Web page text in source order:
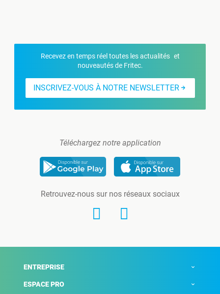
Recevez en temps réel toutes les actualités et
nouveautés de Fritec.
INSCRIVEZ-VOUS À NOTRE NEWSLETTER
Téléchargez notre application
Retrouvez-nous sur nos réseaux sociaux
ENTREPRISE
ESPACE PRO